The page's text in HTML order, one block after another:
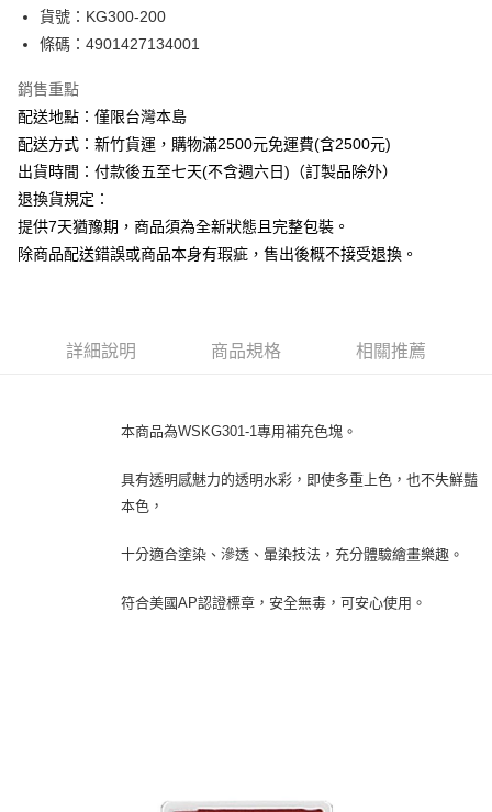
悠遊付
ATM付款
運送方式
下單前請先詢問庫存
每筆NT$130，滿NT$2,500(含以上)免運費
貨號：KG300-200
條碼：4901427134001
銷售重點
配送地點：僅限台灣本島
配送方式：新竹貨運，購物滿2500元免運費(含2500元)
出貨時間：付款後五至七天(不含週六日)（訂製品除外）
退換貨規定：
提供7天猶豫期，商品須為全新狀態且完整包裝。
除商品配送錯誤或商品本身有瑕疵，售出後概不接受退換。
詳細說明 商品規格 相關推薦
本商品為WSKG301-1專用補充色塊。
具有透明感魅力的透明水彩，即使多重上色，也不失鮮豔
本色，
十分適合塗染、滲透、暈染技法，充分體驗繪畫樂趣。
符合美國AP認證標章，安全無毒，可安心使用。